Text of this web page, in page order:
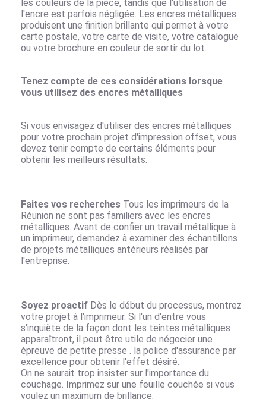
les couleurs de la pièce, tandis que l'utilisation de
l'encre est parfois négligée. Les encres métalliques
produisent une finition brillante qui permet à votre
carte postale, votre carte de visite, votre catalogue
ou votre brochure en couleur de sortir du lot.
Tenez compte de ces considérations lorsque
vous utilisez des encres métalliques
Si vous envisagez d'utiliser des encres métalliques
pour votre prochain projet d'impression offset, vous
devez tenir compte de certains éléments pour
obtenir les meilleurs résultats.
Faites vos recherches Tous les imprimeurs de la
Réunion ne sont pas familiers avec les encres
métalliques. Avant de confier un travail métallique à
un imprimeur, demandez à examiner des échantillons
de projets métalliques antérieurs réalisés par
l'entreprise.
Soyez proactif Dès le début du processus, montrez
votre projet à l'imprimeur. Si l'un d'entre vous
s'inquiète de la façon dont les teintes métalliques
apparaîtront, il peut être utile de négocier une
épreuve de petite presse . la police d'assurance par
excellence pour obtenir l'effet désiré.
On ne saurait trop insister sur l'importance du
couchage. Imprimez sur une feuille couchée si vous
voulez un maximum de brillance.